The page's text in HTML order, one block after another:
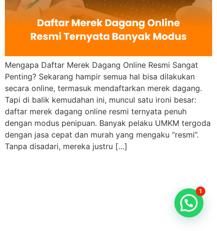
Mengapa Daftar Merek Dagang Online Resmi Sangat
Penting? Sekarang hampir semua hal bisa dilakukan
secara online, termasuk mendaftarkan merek dagang.
Tapi di balik kemudahan ini, muncul satu ironi besar:
daftar merek dagang online resmi ternyata penuh
dengan modus penipuan. Banyak pelaku UMKM tergoda
dengan jasa cepat dan murah yang mengaku “resmi”.
Tanpa disadari, mereka justru […]
1